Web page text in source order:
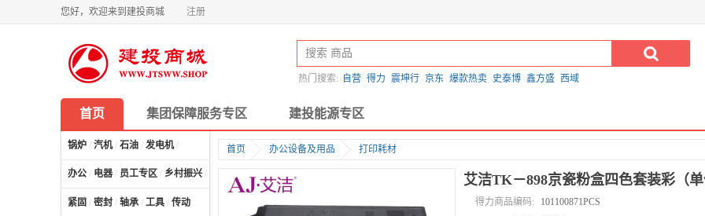
您好，欢迎来到建投商城 注册
热门搜索: 自营 得力 震坤行 京东 爆款热卖 史泰博 鑫方盛 西域
首页 集团保障服务专区 建投能源专区
锅炉 / 汽机/ 石油 / 发电机/
办公 / 电器 / 员工专区 / 乡村振兴 / 计算机及配件
紧固 / 密封 / 轴承 / 工具 / 传动
首页 办公设备及用品 打印耗材
艾洁TK－898京瓷粉盒四色套装彩（
得力商品编码:
101100871PCS